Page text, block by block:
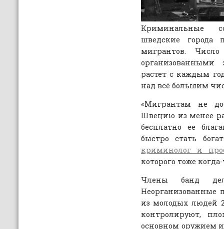
Криминальные
шведские города
мигрантов.
организованными
растет с каждым
над всё большим
«Мигрантам не
Швецию из менее
бесплатно ее
быстро стать
криминолог и
которого тоже
Члены банд
Неорганизованные
из молодых людей
контролируют,
основном оружием